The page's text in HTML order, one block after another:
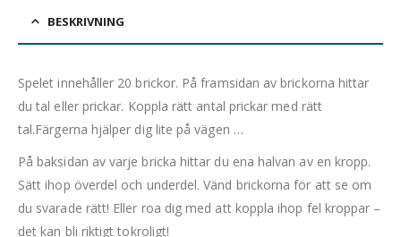
BESKRIVNING
Spelet innehåller 20 brickor. På framsidan av brickorna hittar
du tal eller prickar. Koppla rätt antal prickar med rätt
tal.Färgerna hjälper dig lite på vägen …
På baksidan av varje bricka hittar du ena halvan av en kropp.
Sätt ihop överdel och underdel. Vänd brickorna för att se om
du svarade rätt! Eller roa dig med att koppla ihop fel kroppar –
det kan bli riktigt tokroligt!